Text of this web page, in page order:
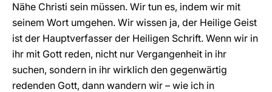
Nähe Christi sein müssen. Wir tun es, indem wir mit
seinem Wort umgehen. Wir wissen ja, der Heilige Geist
ist der Hauptverfasser der Heiligen Schrift. Wenn wir in
ihr mit Gott reden, nicht nur Vergangenheit in ihr
suchen, sondern in ihr wirklich den gegenwärtig
redenden Gott, dann wandern wir – wie ich in